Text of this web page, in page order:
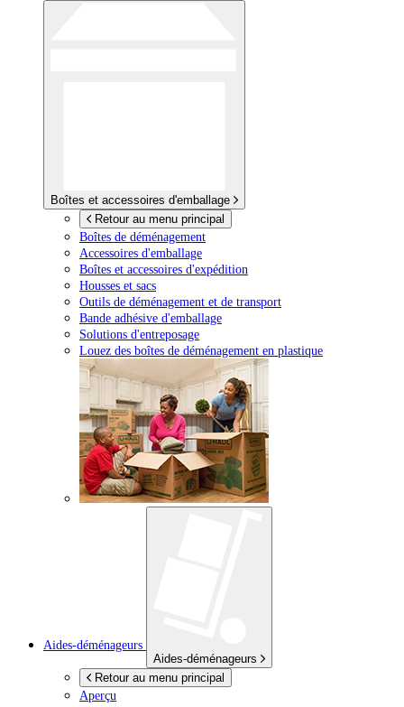
Boîtes et accessoires d'emballage
Retour au menu principal
Boîtes de déménagement
Accessoires d'emballage
Boîtes et accessoires d'expédition
Housses et sacs
Outils de déménagement et de transport
Bande adhésive d'emballage
Solutions d'entreposage
Louez des boîtes de déménagement en plastique
Aides-déménageurs
Aides-déménageurs
Retour au menu principal
Aperçu